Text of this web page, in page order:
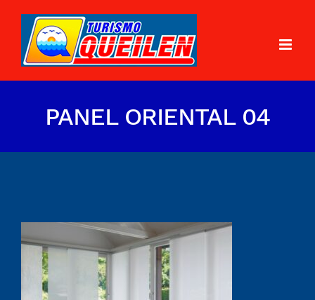
PANEL ORIENTAL 04